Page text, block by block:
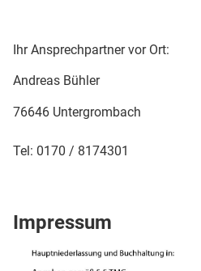
Ihr Ansprechpartner vor Ort:
Andreas Bühler
76646 Untergrombach
Tel: 0170 / 8174301
Impressum